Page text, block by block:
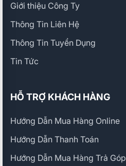
Giới thiệu Công Ty
Thông Tin Liên Hệ
Thông Tin Tuyển Dụng
Tin Tức
HỖ TRỢ KHÁCH HÀNG
Hướng Dẫn Mua Hàng Online
Hướng Dẫn Thanh Toán
Hướng Dẫn Mua Hàng Trả Góp